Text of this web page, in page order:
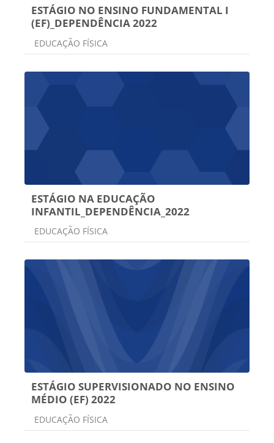
ESTÁGIO NO ENSINO FUNDAMENTAL I
(EF)_DEPENDÊNCIA 2022
Categoria do curso
EDUCAÇÃO FÍSICA
ESTÁGIO NA EDUCAÇÃO
INFANTIL_DEPENDÊNCIA_2022
Categoria do curso
EDUCAÇÃO FÍSICA
ESTÁGIO SUPERVISIONADO NO ENSINO
MÉDIO (EF) 2022
Categoria do curso
EDUCAÇÃO FÍSICA